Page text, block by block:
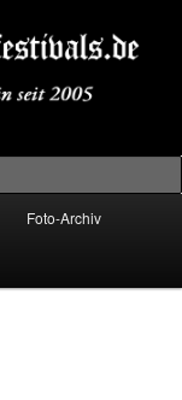
Foto-Archiv